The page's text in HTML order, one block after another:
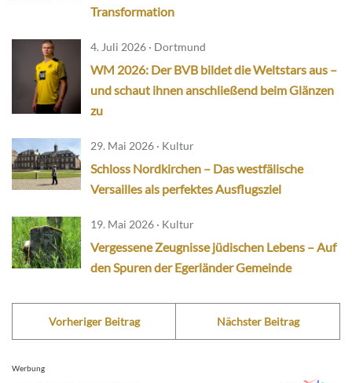
Transformation
4. Juli 2026 · Dortmund
WM 2026: Der BVB bildet die Weltstars aus –
und schaut ihnen anschließend beim Glänzen
zu
29. Mai 2026 · Kultur
Schloss Nordkirchen – Das westfälische
Versailles als perfektes Ausflugsziel
19. Mai 2026 · Kultur
Vergessene Zeugnisse jüdischen Lebens – Auf
den Spuren der Egerländer Gemeinde
Vorheriger Beitrag Nächster Beitrag
Werbung